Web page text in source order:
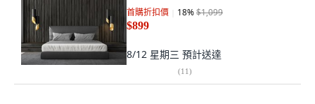
首購折扣價 18%$1,099
$899
8/12 星期三 預計送達
(11)